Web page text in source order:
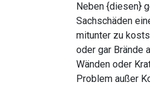
Neben {diesen}
Sachschäden
mitunter zu
oder gar Brände
Wänden oder
Problem außer